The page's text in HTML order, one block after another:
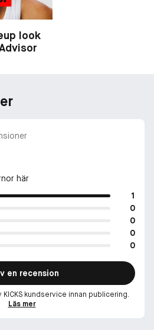
look
här
1
0
0
0
0
en recension
kundservice innan publicering.
Läs mer